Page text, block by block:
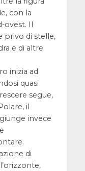
con la
Il
privo di stelle,
e di altre
inizia ad
quasi
segue,
il
invece
di